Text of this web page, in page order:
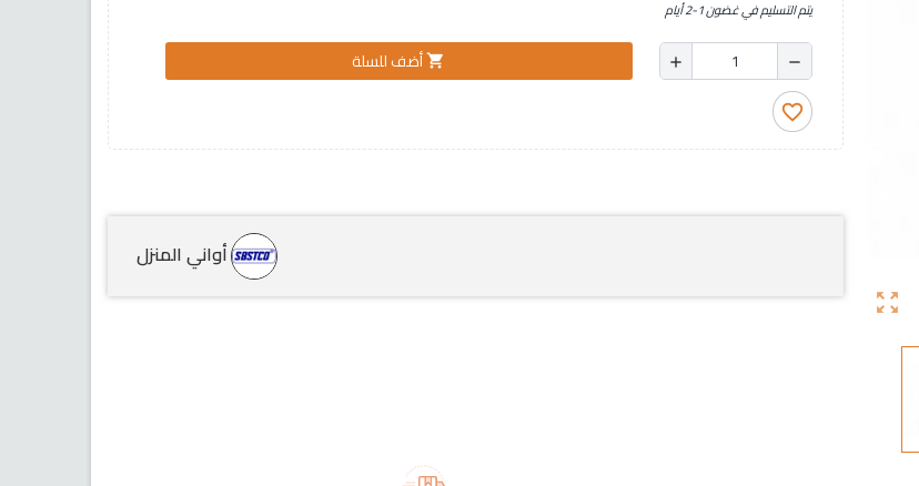
zoom_out_map
يتم التسليم في غضون 1-2 أيام
remove
add
shopping_cartأضف للسلة
favorite_border
أواني المنزل